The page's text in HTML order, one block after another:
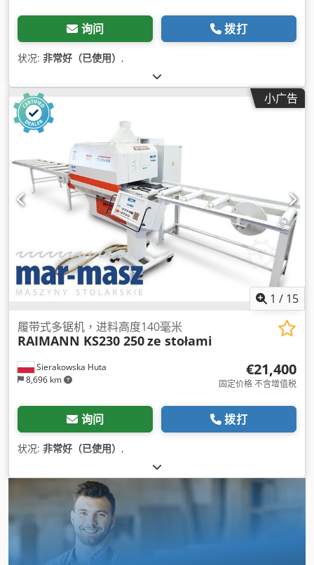
询问 拨打
状况: 非常好（已使用） ,
小广告
1 / 15
Sierakowska Huta
8,696 km
履带式多锯机，进料高度140毫米
RAIMANN KS230 250ze stołami
€21,400
固定价格 不含增值税
询问 拨打
状况: 非常好（已使用） ,